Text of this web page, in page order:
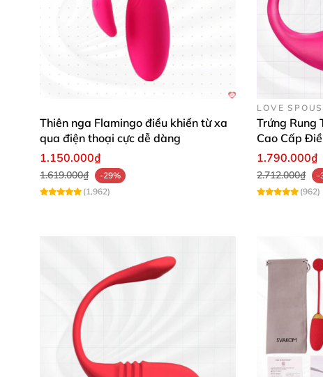
Thông số kỹ thuật nổi bật 🌟
Chất liệu: ABS cao cấp kết hợp TPR và
Kích thước: 10cm x 3cm nhỏ gọn, thuận
Chức năng: Rung kích thích tập trung âm
Chế độ rung: 1 chế độ, dễ dàng điều chỉnh
Pin sử dụng: 2 pin AA tiện lợi, thay thế dễ
Thiết kế nhỏ gọn, nhiều màu sắc đẹp
Thiên nga Flamingo điều khiển từ xa
qua điện thoại cực dễ dàng
1.150.000₫
1.619.000₫
-29%
(1,962)
LOVE
Trứng Rung
Cao Cấp
1.790.000₫
2.712.000₫
-
(962)